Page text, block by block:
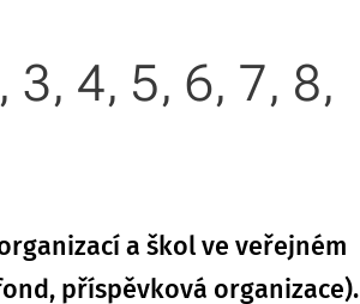
3, 4, 5, 6, 7, 8,
a škol ve veřejném
příspěvková organizace).